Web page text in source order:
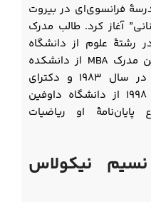
فرانسوی‌ای در بیروت
آغاز کرد. طالب مدرک
رشتۀ علوم از دانشگاه
پاریس دریافت کرد. او همچنین مدرک MBA از دانشکده
وارتون دانشگاه پنسیلوانیا را در سال ۱۹۸۳ و دکترای
مدیریت علمی‌اش را در سال ۱۹۹۸ از دانشگاه داوفین
او ریاضیات
نیکولاس